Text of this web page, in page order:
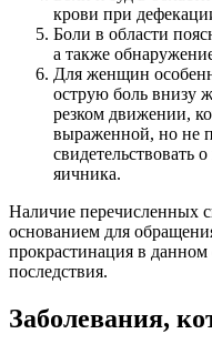
крови при
Боли в области
а также
Для женщин
острую боль внизу
резком движении,
выраженной, но не
свидетельствовать
яичника.
Наличие перечисленных
основанием для
прокрастинация в
последствия.
Заболевания,